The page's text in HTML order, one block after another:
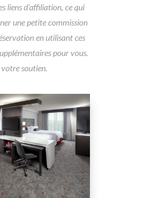
liens d'affiliation, ce qui
une petite commission
en utilisant ces
pour vous.
soutien.